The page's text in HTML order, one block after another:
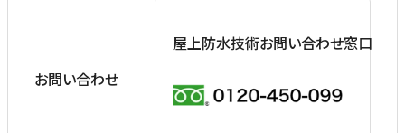
お問い合わせ
屋上防水技術お問い合わせ窓口